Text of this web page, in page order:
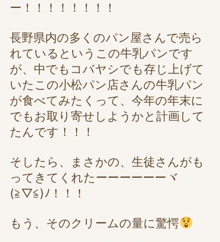
ー！！！！！！！！
長野県内の多くのパン屋さんで売ら
れているというこの牛乳パンです
が、中でもコバヤシでも存じ上げて
いたこの小松パン店さんの牛乳パン
が食べてみたくって、今年の年末に
でもお取り寄せしようかと計画して
たんです！！！
そしたら、まさかの、生徒さんがも
ってきてくれたーーーーーーヾ
(≧▽≦)ﾉ！！！
もう、そのクリームの量に驚愕